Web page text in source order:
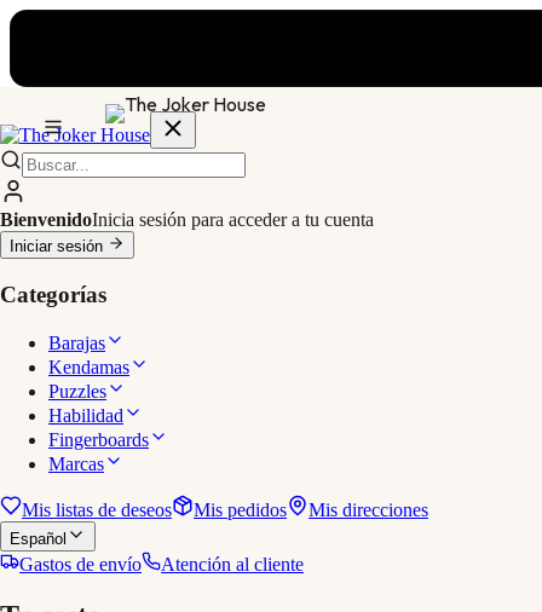
BienvenidoInicia sesión para acceder a tu cuenta
Iniciar sesión
Categorías
Barajas
Kendamas
Puzzles
Habilidad
Fingerboards
Marcas
Mis listas de deseos Mis pedidos Mis direcciones
Español
Gastos de envío Atención al cliente